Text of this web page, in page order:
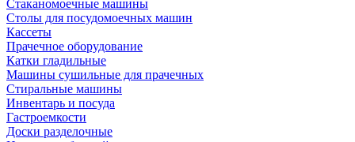
Стаканомоечные машины
Столы для посудомоечных машин
Кассеты
Прачечное оборудование
Катки гладильные
Машины сушильные для прачечных
Стиральные машины
Инвентарь и посуда
Гастроемкости
Доски разделочные